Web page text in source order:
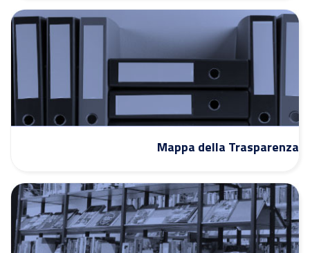
Mappa della Trasparenza